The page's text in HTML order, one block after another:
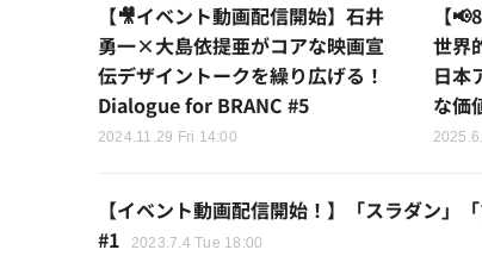
【🎥イベント動画配信開始】石井
勇一×大島依提亜がコアな映画宣
伝デザイントークを繰り広げる！
Dialogue for BRANC #5
2024.11.29 Fri 14:00
【
世界
日本
な価
【イベント動画配信開始！】「スラダン
#1
2023.7.4 Tue 18:00